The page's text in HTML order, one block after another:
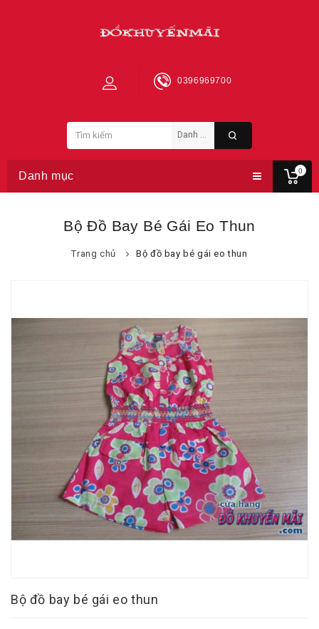
0
0396969700
Danh mục
Bộ Đồ Bay Bé Gái Eo Thun
Trang chủ Bộ đồ bay bé gái eo thun
Bộ đồ bay bé gái eo thun